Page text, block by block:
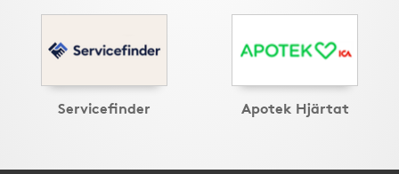
Servicefinder Apotek Hjärtat